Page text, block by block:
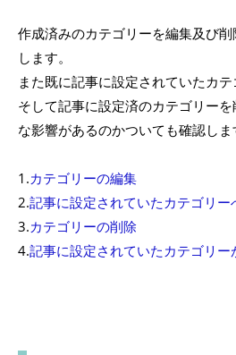
作成済みのカテゴリーを編集及び
します。
また既に記事に設定されていたカテ
そして記事に設定済のカテゴリー
な影響があるのかついても確認しま
1.カテゴリーの編集
2.記事に設定されていたカテゴリー
3.カテゴリーの削除
4.記事に設定されていたカテゴリ